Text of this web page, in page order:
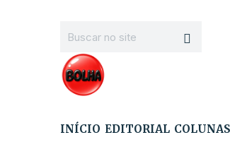
INÍCIO EDITORIAL COLUNAS